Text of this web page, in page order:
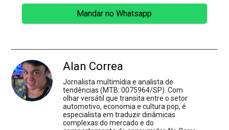
Mandar no Whatsapp
Alan Correa
Jornalista multimídia e analista de
tendências (MTB: 0075964/SP). Com
olhar versátil que transita entre o setor
automotivo, economia e cultura pop, é
especialista em traduzir dinâmicas
complexas do mercado e do